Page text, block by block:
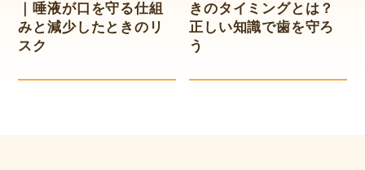
｜唾液が口を守る仕組
みと減少したときのリ
スク
きのタイミングとは？
正しい知識で歯を守ろ
う